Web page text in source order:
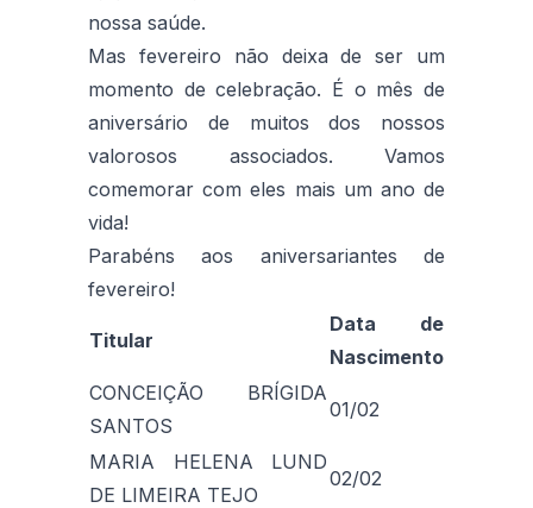
nossa saúde.
Mas fevereiro não deixa de ser um
momento de celebração. É o mês de
aniversário de muitos dos nossos
valorosos associados. Vamos
comemorar com eles mais um ano de
vida!
Parabéns aos aniversariantes de
fevereiro!
Titular
Data de
Nascimento
CONCEIÇÃO BRÍGIDA
SANTOS
01/02
MARIA HELENA LUND
DE LIMEIRA TEJO
02/02